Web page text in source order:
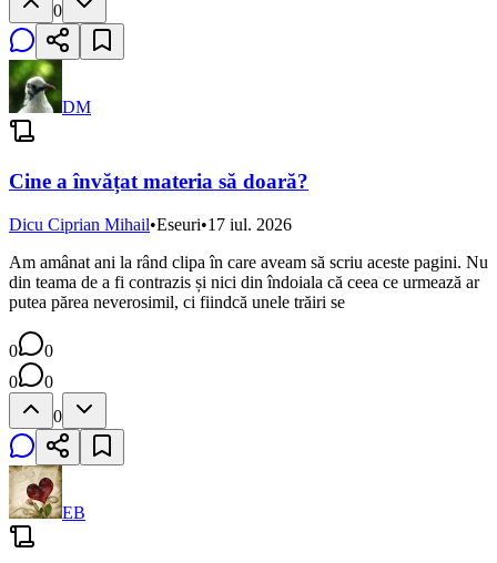
0
DM
Cine a învățat materia să doară?
Dicu Ciprian Mihail•Eseuri•17 iul. 2026
Am amânat ani la rând clipa în care aveam să scriu aceste pagini. Nu
din teama de a fi contrazis și nici din îndoiala că ceea ce urmează ar
putea părea neverosimil, ci fiindcă unele trăiri se
0
0
0
0
0
EB